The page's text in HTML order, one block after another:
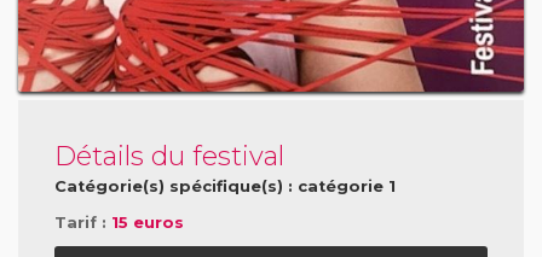
Détails du festival
Catégorie(s) spécifique(s) : catégorie 1
Tarif : 15 euros